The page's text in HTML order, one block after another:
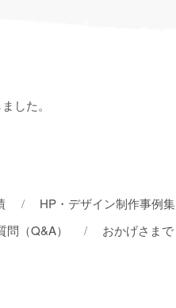
した。
HP・デザイン制作事例集
問（Q&A）
おかげさまで